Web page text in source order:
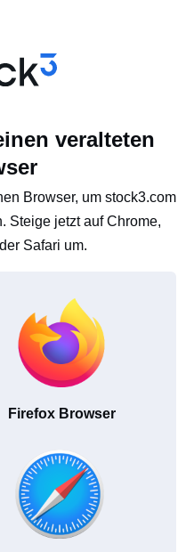
veralteten
Browser, um stock3.com
Steige jetzt auf Chrome,
Safari um.
Firefox Browser